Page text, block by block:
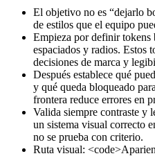
El objetivo no es “dejarlo
de estilos que el equipo
Empieza por definir tokens
espaciados y radios. Estos
decisiones de marca y
Después establece qué
y qué queda bloqueado
frontera reduce errores en
Valida siempre contraste y
un sistema visual correcto
no se prueba con criterio.
Ruta visual: